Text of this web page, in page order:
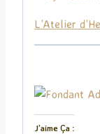
L’Atelier
J’aime Ça :